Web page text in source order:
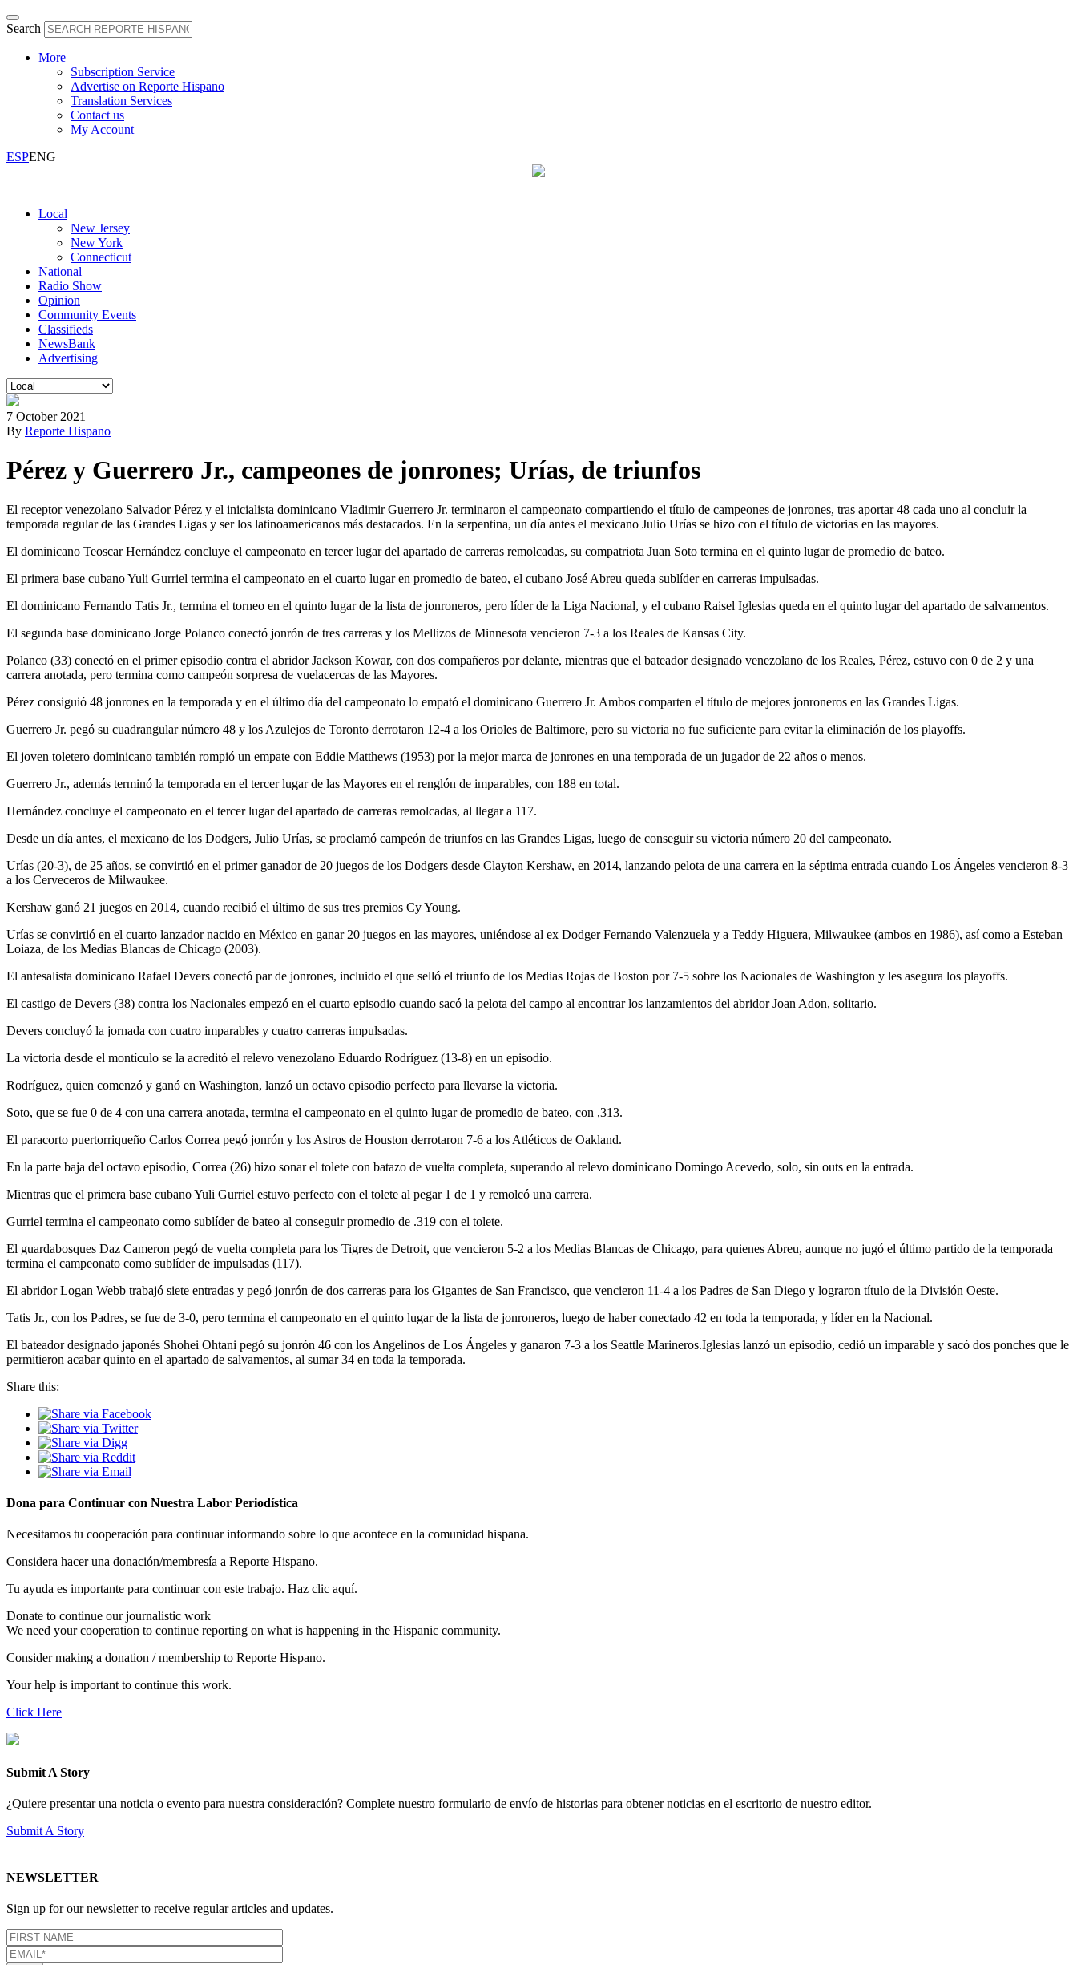
Search
More
Subscription Service
Advertise on Reporte Hispano
Translation Services
Contact us
My Account
ESPENG
Local
New Jersey
New York
Connecticut
National
Radio Show
Opinion
Community Events
Classifieds
NewsBank
Advertising
7 October 2021
By Reporte Hispano
Pérez y Guerrero Jr., campeones de jonrones; Urías, de triunfos
El receptor venezolano Salvador Pérez y el inicialista dominicano Vladimir Guerrero Jr. terminaron el campeonato compartiendo el título de campeones de jonrones, tras aportar 48 cada uno al concluir la
temporada regular de las Grandes Ligas y ser los latinoamericanos más destacados. En la serpentina, un día antes el mexicano Julio Urías se hizo con el título de victorias en las mayores.
El dominicano Teoscar Hernández concluye el campeonato en tercer lugar del apartado de carreras remolcadas, su compatriota Juan Soto termina en el quinto lugar de promedio de bateo.
El primera base cubano Yuli Gurriel termina el campeonato en el cuarto lugar en promedio de bateo, el cubano José Abreu queda sublíder en carreras impulsadas.
El dominicano Fernando Tatis Jr., termina el torneo en el quinto lugar de la lista de jonroneros, pero líder de la Liga Nacional, y el cubano Raisel Iglesias queda en el quinto lugar del apartado de salvamentos.
El segunda base dominicano Jorge Polanco conectó jonrón de tres carreras y los Mellizos de Minnesota vencieron 7-3 a los Reales de Kansas City.
Polanco (33) conectó en el primer episodio contra el abridor Jackson Kowar, con dos compañeros por delante, mientras que el bateador designado venezolano de los Reales, Pérez, estuvo con 0 de 2 y una
carrera anotada, pero termina como campeón sorpresa de vuelacercas de las Mayores.
Pérez consiguió 48 jonrones en la temporada y en el último día del campeonato lo empató el dominicano Guerrero Jr. Ambos comparten el título de mejores jonroneros en las Grandes Ligas.
Guerrero Jr. pegó su cuadrangular número 48 y los Azulejos de Toronto derrotaron 12-4 a los Orioles de Baltimore, pero su victoria no fue suficiente para evitar la eliminación de los playoffs.
El joven toletero dominicano también rompió un empate con Eddie Matthews (1953) por la mejor marca de jonrones en una temporada de un jugador de 22 años o menos.
Guerrero Jr., además terminó la temporada en el tercer lugar de las Mayores en el renglón de imparables, con 188 en total.
Hernández concluye el campeonato en el tercer lugar del apartado de carreras remolcadas, al llegar a 117.
Desde un día antes, el mexicano de los Dodgers, Julio Urías, se proclamó campeón de triunfos en las Grandes Ligas, luego de conseguir su victoria número 20 del campeonato.
Urías (20-3), de 25 años, se convirtió en el primer ganador de 20 juegos de los Dodgers desde Clayton Kershaw, en 2014, lanzando pelota de una carrera en la séptima entrada cuando Los Ángeles vencieron 8-3
a los Cerveceros de Milwaukee.
Kershaw ganó 21 juegos en 2014, cuando recibió el último de sus tres premios Cy Young.
Urías se convirtió en el cuarto lanzador nacido en México en ganar 20 juegos en las mayores, uniéndose al ex Dodger Fernando Valenzuela y a Teddy Higuera, Milwaukee (ambos en 1986), así como a Esteban
Loiaza, de los Medias Blancas de Chicago (2003).
El antesalista dominicano Rafael Devers conectó par de jonrones, incluido el que selló el triunfo de los Medias Rojas de Boston por 7-5 sobre los Nacionales de Washington y les asegura los playoffs.
El castigo de Devers (38) contra los Nacionales empezó en el cuarto episodio cuando sacó la pelota del campo al encontrar los lanzamientos del abridor Joan Adon, solitario.
Devers concluyó la jornada con cuatro imparables y cuatro carreras impulsadas.
La victoria desde el montículo se la acreditó el relevo venezolano Eduardo Rodríguez (13-8) en un episodio.
Rodríguez, quien comenzó y ganó en Washington, lanzó un octavo episodio perfecto para llevarse la victoria.
Soto, que se fue 0 de 4 con una carrera anotada, termina el campeonato en el quinto lugar de promedio de bateo, con ,313.
El paracorto puertorriqueño Carlos Correa pegó jonrón y los Astros de Houston derrotaron 7-6 a los Atléticos de Oakland.
En la parte baja del octavo episodio, Correa (26) hizo sonar el tolete con batazo de vuelta completa, superando al relevo dominicano Domingo Acevedo, solo, sin outs en la entrada.
Mientras que el primera base cubano Yuli Gurriel estuvo perfecto con el tolete al pegar 1 de 1 y remolcó una carrera.
Gurriel termina el campeonato como sublíder de bateo al conseguir promedio de .319 con el tolete.
El guardabosques Daz Cameron pegó de vuelta completa para los Tigres de Detroit, que vencieron 5-2 a los Medias Blancas de Chicago, para quienes Abreu, aunque no jugó el último partido de la temporada
termina el campeonato como sublíder de impulsadas (117).
El abridor Logan Webb trabajó siete entradas y pegó jonrón de dos carreras para los Gigantes de San Francisco, que vencieron 11-4 a los Padres de San Diego y lograron título de la División Oeste.
Tatis Jr., con los Padres, se fue de 3-0, pero termina el campeonato en el quinto lugar de la lista de jonroneros, luego de haber conectado 42 en toda la temporada, y líder en la Nacional.
El bateador designado japonés Shohei Ohtani pegó su jonrón 46 con los Angelinos de Los Ángeles y ganaron 7-3 a los Seattle Marineros.Iglesias lanzó un episodio, cedió un imparable y sacó dos ponches que le
permitieron acabar quinto en el apartado de salvamentos, al sumar 34 en toda la temporada.
Share this:
Dona para Continuar con Nuestra Labor Periodística
Necesitamos tu cooperación para continuar informando sobre lo que acontece en la comunidad hispana.
Considera hacer una donación/membresía a Reporte Hispano.
Tu ayuda es importante para continuar con este trabajo. Haz clic aquí.
Donate to continue our journalistic work
We need your cooperation to continue reporting on what is happening in the Hispanic community.
Consider making a donation / membership to Reporte Hispano.
Your help is important to continue this work.
Click Here
Submit A Story
¿Quiere presentar una noticia o evento para nuestra consideración? Complete nuestro formulario de envío de historias para obtener noticias en el escritorio de nuestro editor.
Submit A Story
NEWSLETTER
Sign up for our newsletter to receive regular articles and updates.